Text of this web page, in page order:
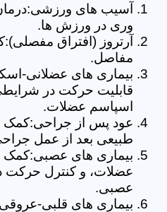
آسیب های
وری در ورزش ها.
آرتروز (افتراق
مفاصل.
بیماری های عضلانی-
قابلیت حرکت در شرایطی
اسپاسم عضلات.
عود پس از جراحی:کمک
طبیعی بعد از عمل
بیماری های عصبی:کمک
عضلات، و کنترل حرکت
عصبی.
بیماری های قلبی-